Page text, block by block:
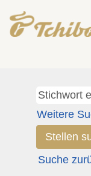
Weitere
Suche